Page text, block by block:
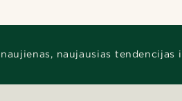
naujausias tendencijas